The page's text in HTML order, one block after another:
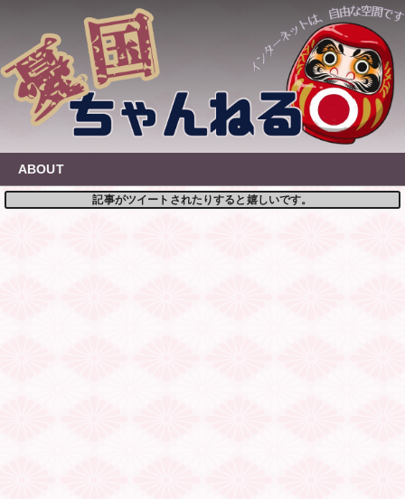
content
ABOUT
記事がツイートされたりすると嬉しいです。